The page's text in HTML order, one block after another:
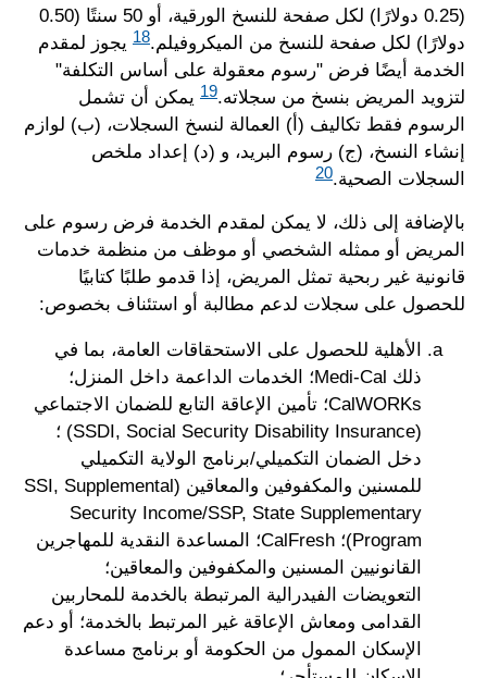
(0.25 دولارًا) لكل صفحة للنسخ الورقية، أو 50 سنتًا (0.50
دولارًا) لكل صفحة للنسخ من الميكروفيلم.18 يجوز لمقدم
الخدمة أيضًا فرض "رسوم معقولة على أساس التكلفة"
لتزويد المريض بنسخ من سجلاته.19 يمكن أن تشمل
الرسوم فقط تكاليف (أ) العمالة لنسخ السجلات، (ب) لوازم
إنشاء النسخ، (ج) رسوم البريد، و (د) إعداد ملخص
السجلات الصحية.20
بالإضافة إلى ذلك، لا يمكن لمقدم الخدمة فرض رسوم على
المريض أو ممثله الشخصي أو موظف من منظمة خدمات
قانونية غير ربحية تمثل المريض، إذا قدمو طلبًا كتابيًا
للحصول على سجلات لدعم مطالبة أو استئناف بخصوص:
الأهلية للحصول على الاستحقاقات العامة، بما في
ذلك Medi-Cal؛ الخدمات الداعمة داخل المنزل؛
CalWORKs؛ تأمين الإعاقة التابع للضمان الاجتماعي
(SSDI, Social Security Disability Insurance) ؛
دخل الضمان التكميلي/برنامج الولاية التكميلي
للمسنين والمكفوفين والمعاقين (SSI, Supplemental
Security Income/SSP, State Supplementary
Program)؛ CalFresh؛ المساعدة النقدية للمهاجرين
القانونيين المسنين والمكفوفين والمعاقين؛
التعويضات الفيدرالية المرتبطة بالخدمة للمحاربين
القدامى ومعاش الإعاقة غير المرتبط بالخدمة؛ أو دعم
الإسكان الممول من الحكومة أو برنامج مساعدة